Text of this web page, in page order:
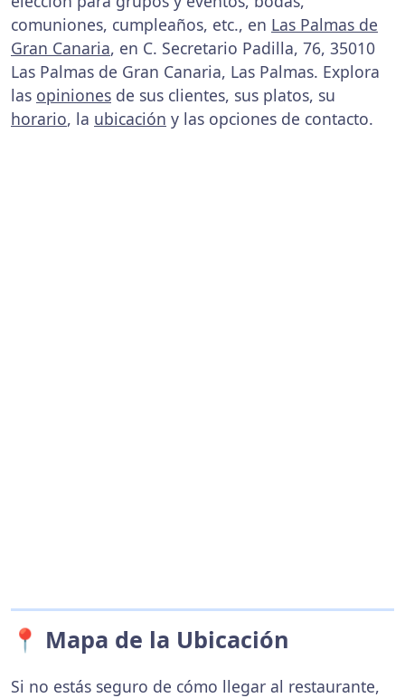
comuniones, cumpleaños, etc., en Las Palmas de
Gran Canaria, en C. Secretario Padilla, 76, 35010
Las Palmas de Gran Canaria, Las Palmas. Explora
las opiniones de sus clientes, sus platos, su
horario, la ubicación y las opciones de contacto.
📍 Mapa de la Ubicación
Si no estás seguro de cómo llegar al restaurante,